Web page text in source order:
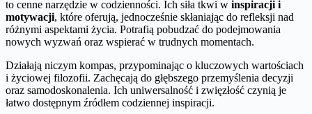
to cenne narzędzie w codzienności. Ich siła tkwi w inspiracji i
motywacji, które oferują, jednocześnie skłaniając do refleksji nad
różnymi aspektami życia. Potrafią pobudzać do podejmowania
nowych wyzwań oraz wspierać w trudnych momentach.
Działają niczym kompas, przypominając o kluczowych wartościach
i życiowej filozofii. Zachęcają do głębszego przemyślenia decyzji
oraz samodoskonalenia. Ich uniwersalność i zwięzłość czynią je
łatwo dostępnym źródłem codziennej inspiracji.